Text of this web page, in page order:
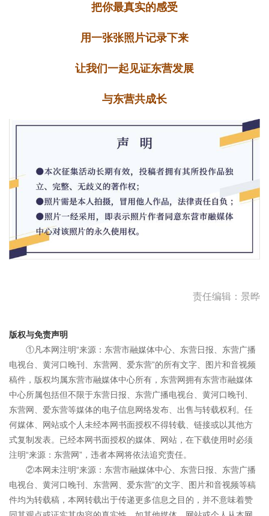
把你最真实的感受
用一张张照片记录下来
让我们一起见证东营发展
与东营共成长
责任编辑：景晔
版权与免责声明
①凡本网注明“来源：东营市融媒体中心、东营日报、东营广播
电视台、黄河口晚刊、东营网、爱东营”的所有文字、图片和音视频
稿件，版权均属东营市融媒体中心所有，东营网拥有东营市融媒体
中心所属包括但不限于东营日报、东营广播电视台、黄河口晚刊、
东营网、爱东营等媒体的电子信息网络发布、出售与转载权利。任
何媒体、网站或个人未经本网书面授权不得转载、链接或以其他方
式复制发表。已经本网书面授权的媒体、网站，在下载使用时必须
注明“来源：东营网”，违者本网将依法追究责任。
②本网未注明“来源：东营市融媒体中心、东营日报、东营广播
电视台、黄河口晚刊、东营网、爱东营”的文字、图片和音视频等稿
件均为转载稿，本网转载出于传递更多信息之目的，并不意味着赞